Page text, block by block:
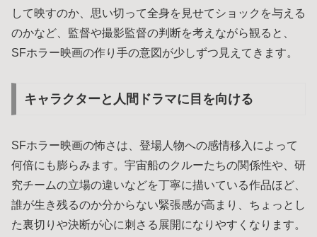
して映すのか、思い切って全身を見せてショックを与える
のかなど、監督や撮影監督の判断を考えながら観ると、
SFホラー映画の作り手の意図が少しずつ見えてきます。
キャラクターと人間ドラマに目を向ける
SFホラー映画の怖さは、登場人物への感情移入によって
何倍にも膨らみます。宇宙船のクルーたちの関係性や、研
究チームの立場の違いなどを丁寧に描いている作品ほど、
誰が生き残るのか分からない緊張感が高まり、ちょっとし
た裏切りや決断が心に刺さる展開になりやすくなります。